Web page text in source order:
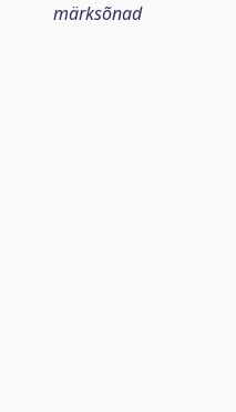
märksõnad